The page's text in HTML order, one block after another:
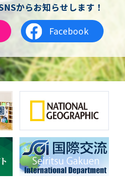
からお知らせします！
Facebook